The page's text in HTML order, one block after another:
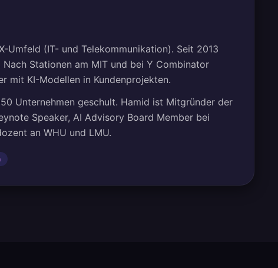
Umfeld (IT- und Telekommunikation). Seit 2013
Stationen am MIT und bei Y Combinator
mit KI-Modellen in Kundenprojekten.
Unternehmen geschult. Hamid ist Mitgründer der
Speaker, AI Advisory Board Member bei
an WHU und LMU.